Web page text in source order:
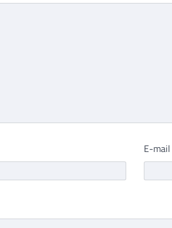
E-mail